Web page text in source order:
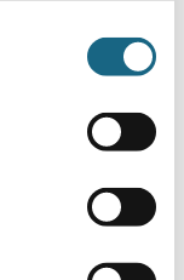
mogelijk